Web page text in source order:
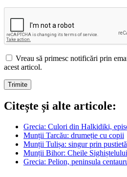
Vreau să primesc notificări prin
acest articol.
Citește și alte articole:
Grecia: Culori din Halkidiki,
Munții Tarcău: drumeție cu copii
Munții Tulișa: singur prin
Munții Bihor: Cheile Sighiștelului
Grecia: Pelion, peninsula